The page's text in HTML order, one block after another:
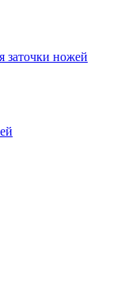
заточки ножей